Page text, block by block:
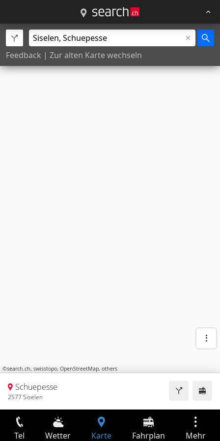
Feedback | Zur alten Karte wechseln
©search.ch, swisstopo, OpenStreetMap, others
Schuepesse
2577 Siselen
Tel Wetter Karte Fahrplan Mehr